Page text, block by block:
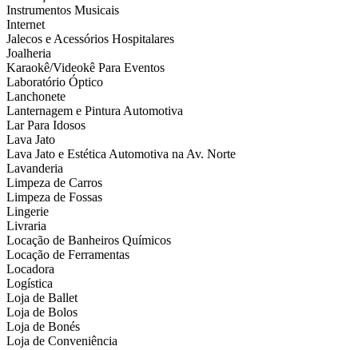
Instrumentos Musicais
Internet
Jalecos e Acessórios Hospitalares
Joalheria
Karaokê/Videokê Para Eventos
Laboratório Óptico
Lanchonete
Lanternagem e Pintura Automotiva
Lar Para Idosos
Lava Jato
Lava Jato e Estética Automotiva na Av. Norte
Lavanderia
Limpeza de Carros
Limpeza de Fossas
Lingerie
Livraria
Locação de Banheiros Químicos
Locação de Ferramentas
Locadora
Logística
Loja de Ballet
Loja de Bolos
Loja de Bonés
Loja de Conveniência